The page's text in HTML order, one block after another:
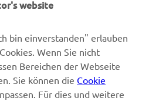
um zu erfahren, wie wir
website
bin einverstanden" erlauben
Wenn Sie nicht
Bereichen der Webseite
Sie können die Cookie
Für dies und weitere